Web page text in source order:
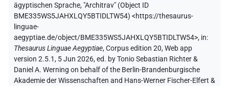
ägyptischen Sprache, "Architrav" (Object ID
BME335WS5JAHXLQY5BTIDLTW54) <https://thesaurus-
linguae-
aegyptiae.de/object/BME335WS5JAHXLQY5BTIDLTW54>, in:
Thesaurus Linguae Aegyptiae,Corpus edition 20, Web app
version 2.5.1, 5 Jun 2026, ed. by Tonio Sebastian Richter &
Daniel A. Werning on behalf of the Berlin-Brandenburgische
Akademie der Wissenschaften and Hans-Werner Fischer-Elfert &